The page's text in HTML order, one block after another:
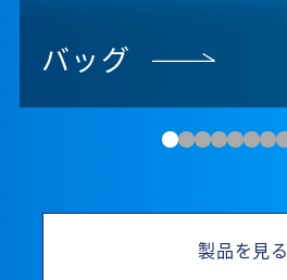
バッグ
製品を見る